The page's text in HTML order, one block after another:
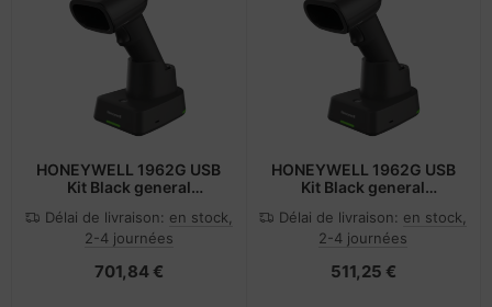
HONEYWELL 1962G USB
Kit Black general
Focus Type A 2.7M
straight
Délai de livraison: en stock,
2-4 journées
701,84 €
HONEYWELL 1962G USB
Kit Black general
Focus Type A 2.7M
straight
Délai de livraison: en stock,
2-4 journées
511,25 €